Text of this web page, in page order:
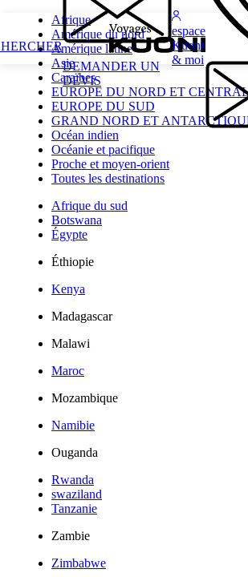
DEMANDER UN
DEVIS
espace
Kuoni
& moi
Afrique
Amérique du nord
Amérique latine
Asie
Caraïbes
EUROPE DU NORD ET
EUROPE DU SUD
GRAND NORD ET
Océan indien
Océanie et pacifique
Proche et moyen-orient
Toutes les destinations
Afrique du sud
Botswana
Égypte
Éthiopie
Kenya
Madagascar
Malawi
Maroc
Mozambique
Namibie
Ouganda
Rwanda
swaziland
Tanzanie
Zambie
Zimbabwe